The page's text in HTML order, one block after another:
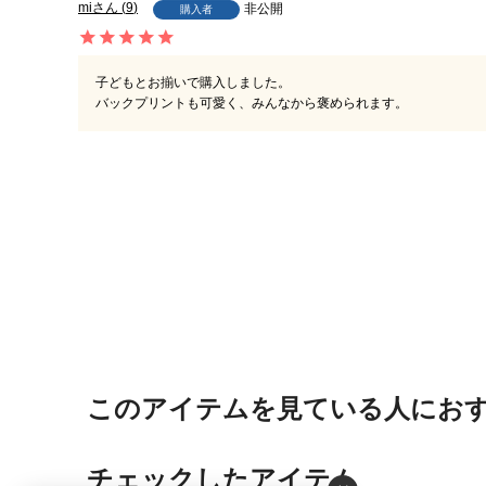
mi 9 購入者 非公開
子どもとお揃いで購入しました。
バックプリントも可愛く、みんなから褒められます。
このアイテムを見ている人にお
チェックしたアイテム